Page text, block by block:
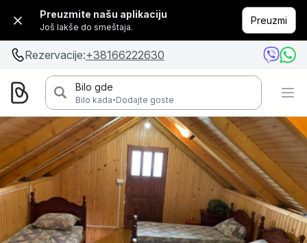
Preuzmite našu aplikaciju
Još lakše do smeštaja.
Preuzmi
Rezervacije:+38166222630
Bilo gde
Bilo kada·Dodajte goste